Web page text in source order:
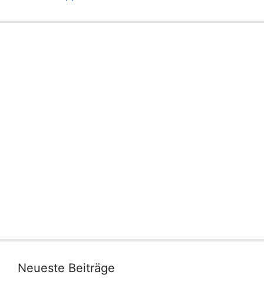
Neueste Beiträge